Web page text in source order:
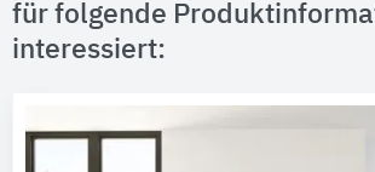
für folgende
interessiert: